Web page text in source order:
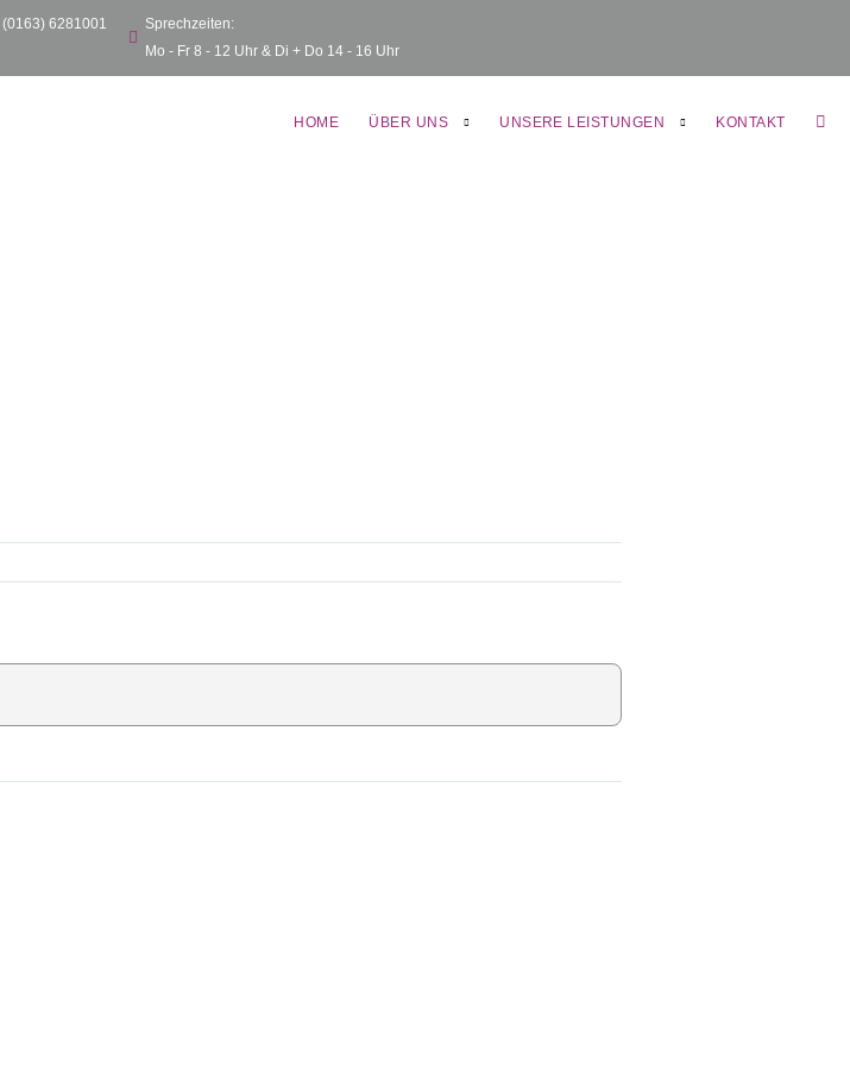
(0163) 6281001
Sprechzeiten:
Mo - Fr 8 - 12 Uhr & Di + Do 14 - 16 Uhr
HOME ÜBER UNS UNSERE LEISTUNGEN KONTAKT